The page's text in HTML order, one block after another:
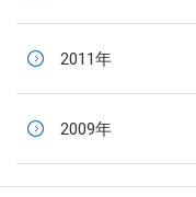
2011年
2009年